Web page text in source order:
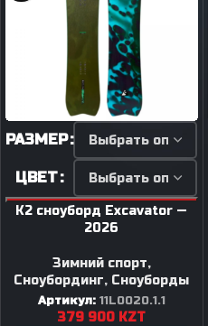
РАЗМЕР
ЦВЕТ
K2 сноуборд Excavator —
2026
Зимний спорт,
Сноубординг, Сноуборды
Артикул: 11L0020.1.1
379 900 KZT